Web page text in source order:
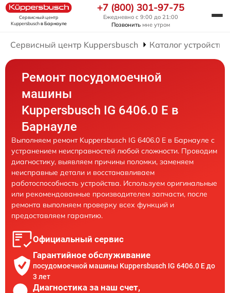
Сервисный центр
Kuppersbuschв Барнауле
+7 (800) 301-97-75
Ежедневно с 9:00 до 21:00
Позвонить мне утром
Сервисный центр Kuppersbusch Каталог устройств
Ремонт посудомоечной
машины
Kuppersbusch IG 6406.0 E в
Барнауле
Выполняем ремонт Kuppersbusch IG 6406.0 E в Барнауле с
устранением неисправностей любой сложности. Проводим
диагностику, выявляем причины поломки, заменяем
неисправные детали и восстанавливаем
работоспособность устройства. Используем оригинальные
или рекомендованные производителем запчасти, после
ремонта выполняем проверку всех функций и
предоставляем гарантию.
Официальный сервис
Гарантийное обслуживание
посудомоечной машины Kuppersbusch IG 6406.0 E до
3 лет
Диагностика за наш счет,